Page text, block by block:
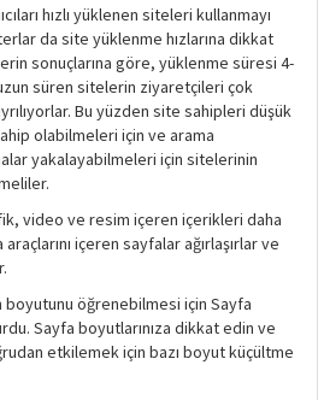
hızlı yüklenen siteleri kullanmayı
da site yüklenme hızlarına dikkat
sonuçlarına göre, yüklenme süresi 4-
süren sitelerin ziyaretçileri çok
Bu yüzden site sahipleri düşük
olabilmeleri için ve arama
yakalayabilmeleri için sitelerinin
video ve resim içeren içerikleri daha
içeren sayfalar ağırlaşırlar ve
boyutunu öğrenebilmesi için Sayfa
Sayfa boyutlarınıza dikkat edin ve
etkilemek için bazı boyut küçültme